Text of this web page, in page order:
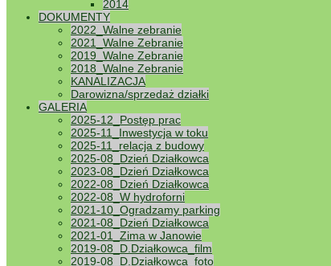
2014
DOKUMENTY
2022_Walne zebranie
2021_Walne Zebranie
2019_Walne Zebranie
2018_Walne Zebranie
KANALIZACJA
Darowizna/sprzedaż działki
GALERIA
2025-12_Postęp prac
2025-11_Inwestycja w toku
2025-11_relacja z budowy
2025-08_Dzień Działkowca
2023-08_Dzień Działkowca
2022-08_Dzień Działkowca
2022-08_W hydroforni
2021-10_Ogradzamy parking
2021-08_Dzień Działkowca
2021-01_Zima w Janowie
2019-08_D.Działkowca_film
2019-08_D.Działkowca_foto